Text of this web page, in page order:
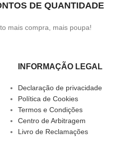
DE QUANTIDADE
mais compra, mais poupa!
INFORMAÇÃO LEGAL
Declaração de privacidade
Política de Cookies
Termos e Condições
Centro de Arbitragem
Livro de Reclamações